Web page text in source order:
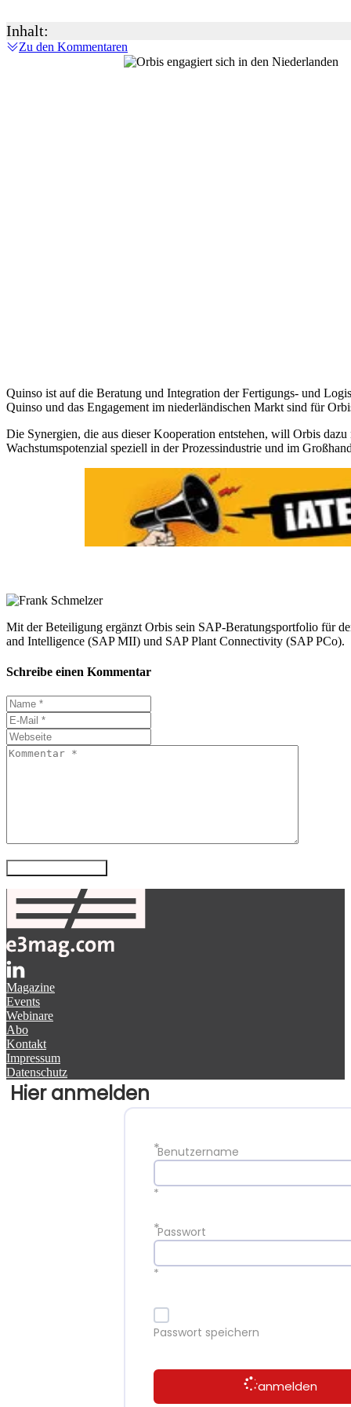
Inhalt:
Zu den Kommentaren
Quinso ist auf die Beratung und Integration der Fertigungs- und
Quinso und das Engagement im niederländischen Markt sind für
Die Synergien, die aus dieser Kooperation entstehen, will Orbis
Wachstumspotenzial speziell in der Prozess­industrie und im
Mit der Beteiligung ergänzt Orbis sein SAP-Beratungsportfolio für
and Intelligence (SAP MII) und SAP Plant Connectivity (SAP PCo).
Schreibe einen Kommentar
Magazine
Events
Webinare
Abo
Kontakt
Impressum
Datenschutz
Hier anmelden
*Benutzername
*
*Passwort
*
Passwort speichern
anmelden